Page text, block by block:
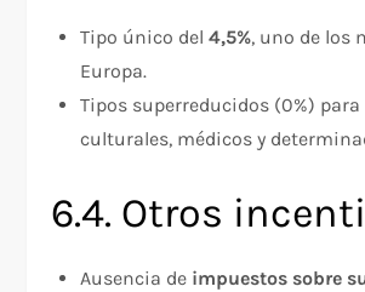
Tipo único del4,5%, uno de los
Europa.
Tipos superreducidos (0%)
culturales, médicos y
6.4. Otros
Ausencia de impuestos sobre